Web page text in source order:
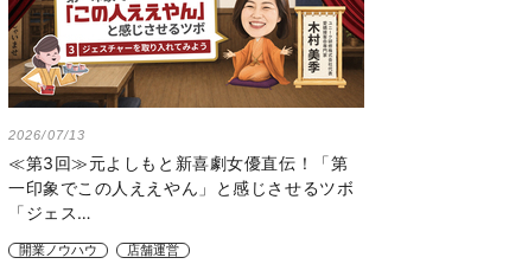
2026/07/13
≪第3回≫元よしもと新喜劇女優直伝！「第
一印象でこの人ええやん」と感じさせるツボ
「ジェス…
開業ノウハウ 店舗運営